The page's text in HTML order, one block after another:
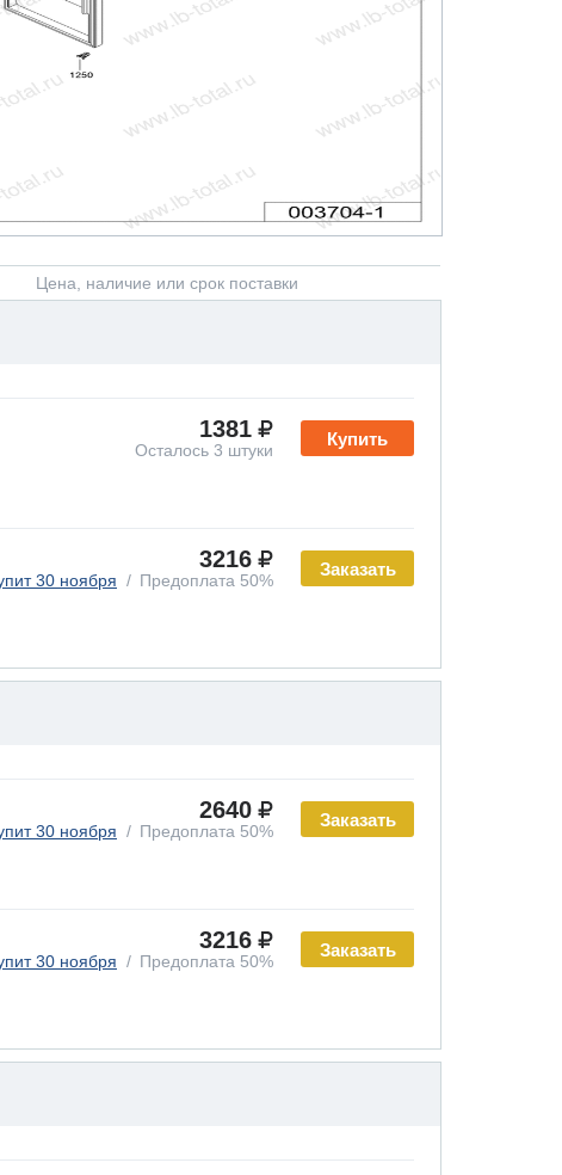
Цена, наличие или срок поставки
Купить
1381
Осталось 3 штуки
Заказать
3216
30 ноября Предоплата 50%
Заказать
2640
30 ноября Предоплата 50%
Заказать
3216
30 ноября Предоплата 50%